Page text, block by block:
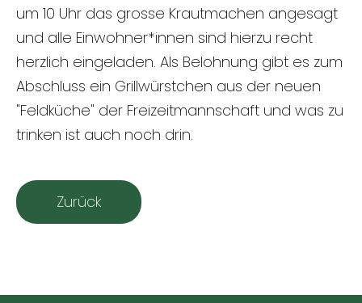
um 10 Uhr das grosse Krautmachen angesagt
und alle Einwohner*innen sind hierzu recht
herzlich eingeladen. Als Belohnung gibt es zum
Abschluss ein Grillwürstchen aus der neuen
"Feldküche" der Freizeitmannschaft und was zu
trinken ist auch noch drin.
Zurück